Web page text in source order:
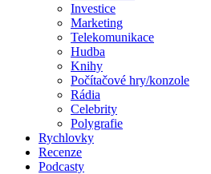
Investice
Marketing
Telekomunikace
Hudba
Knihy
Počítačové hry/konzole
Rádia
Celebrity
Polygrafie
Rychlovky
Recenze
Podcasty